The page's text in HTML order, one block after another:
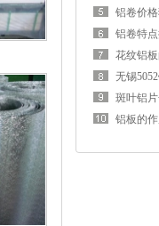
花纹铝
无锡
铝板的